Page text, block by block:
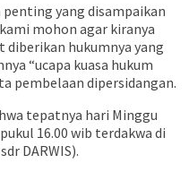
yang disampaikan
mohon agar kiranya
hukumnya yang
“ucapa kuasa hukum
pembelaan dipersidangan.
tepatnya hari Minggu
16.00 wib terdakwa di
DARWIS).